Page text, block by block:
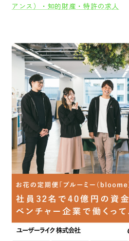
アンス）・知的財産・特許の求人